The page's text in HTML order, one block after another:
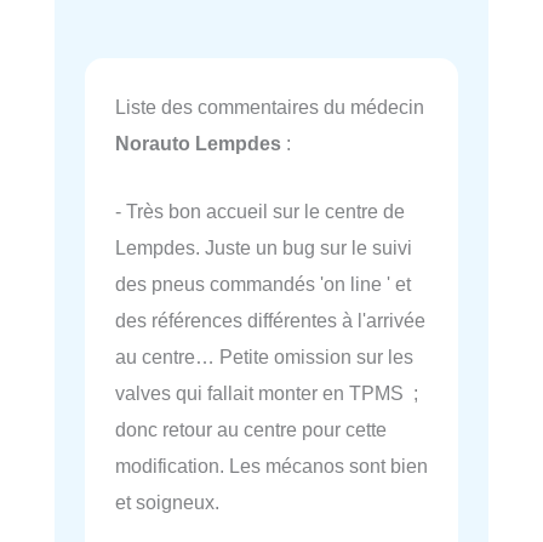
Liste des commentaires du médecin
Norauto Lempdes :
- Très bon accueil sur le centre de
Lempdes. Juste un bug sur le suivi
des pneus commandés 'on line ' et
des références différentes à l'arrivée
au centre… Petite omission sur les
valves qui fallait monter en TPMS ;
donc retour au centre pour cette
modification. Les mécanos sont bien
et soigneux.